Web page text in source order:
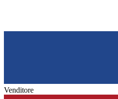
Venditore